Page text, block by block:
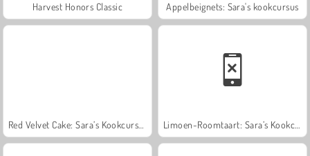
Harvest Honors Classic Appelbeignets: Sara's kookcursus